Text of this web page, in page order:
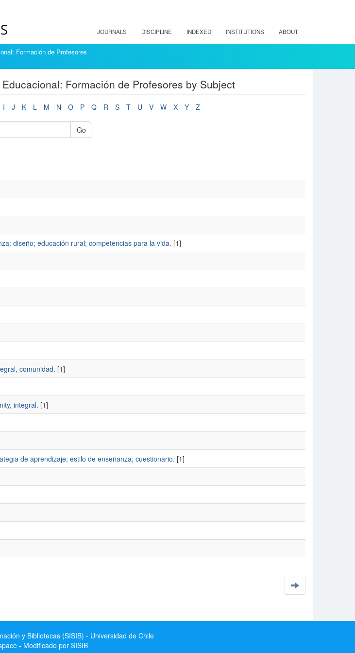
JOURNALS DISCIPLINE INDEXED INSTITUTIONS ABOUT
Formación de Profesores
Formación de Profesores by Subject
I J K L M N O P Q R S T U V W X Y Z
Go
diseño; educación rural; competencias para la vida. [1]
comunidad. [1]
integral. [1]
de aprendizaje; estilo de enseñanza; cuestionario. [1]
y Bibliotecas (SISIB) - Universidad de Chile
- Modificado por SISIB